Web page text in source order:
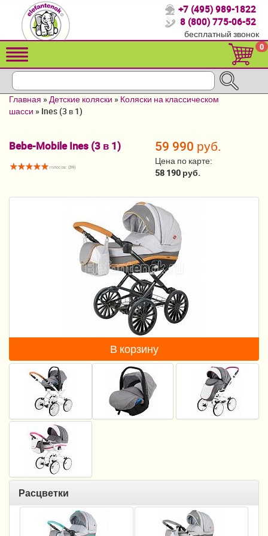
Спасибо, что выбрали нас!
Распродажа!
Детские коляски
Кроватки для новорожденных
Мебель и аксессуары
Постельные принадлежности
Манежи
Безопасность ребенка
Ходунки и прыгунки
Игры и развитие
Принадлежности для выписки
Сумки для мам и детей
Кенгуру и слинги
+7 (495) 989-1822
8 (800) 775-06-52
бесплатный звонок
0
Главная »Детские коляски » Коляски на классическом
шасси » Ines (3 в 1)
Bebe-Mobile Ines (3 в 1)
голосов: (39)
59 990 руб.
Цена по карте:
58 190 руб.
В корзину
Расцветки